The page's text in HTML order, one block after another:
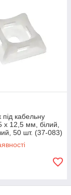
кабельну
х 12,5 мм, білий,
50 шт. (37-083)